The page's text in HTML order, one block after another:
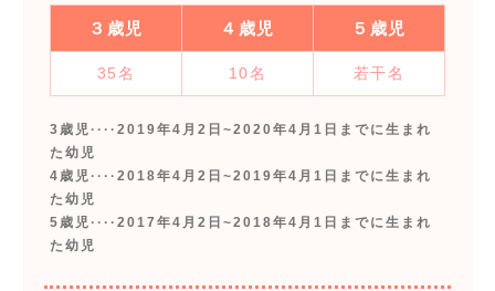
３歳児 ４歳児 ５歳児
35名 10名 若干名
3歳児····2019年4月2日~2020年4月1日までに生まれ
た幼児
4歳児····2018年4月2日~2019年4月1日までに生まれ
た幼児
5歳児····2017年4月2日~2018年4月1日までに生まれ
た幼児